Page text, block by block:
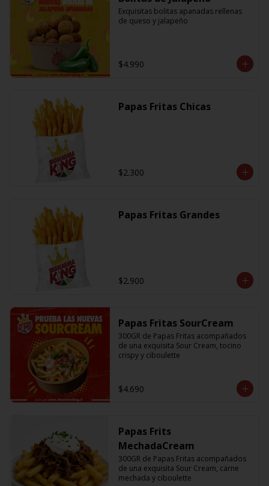
Exquisitas bolitas apanadas rellenas
de queso y jalapeño
$4.990
Papas Fritas Chicas
$2.300
Papas Fritas Grandes
$2.900
Papas Fritas SourCream
300GR de Papas Fritas acompañados
de una exquisita Sour Cream, tocino
crispy y ciboulette
$4.690
Papas Frits
MechadaCream
300GR de Papas Fritas acompañados
de una exquisita Sour Cream, carne
mechada y ciboulette